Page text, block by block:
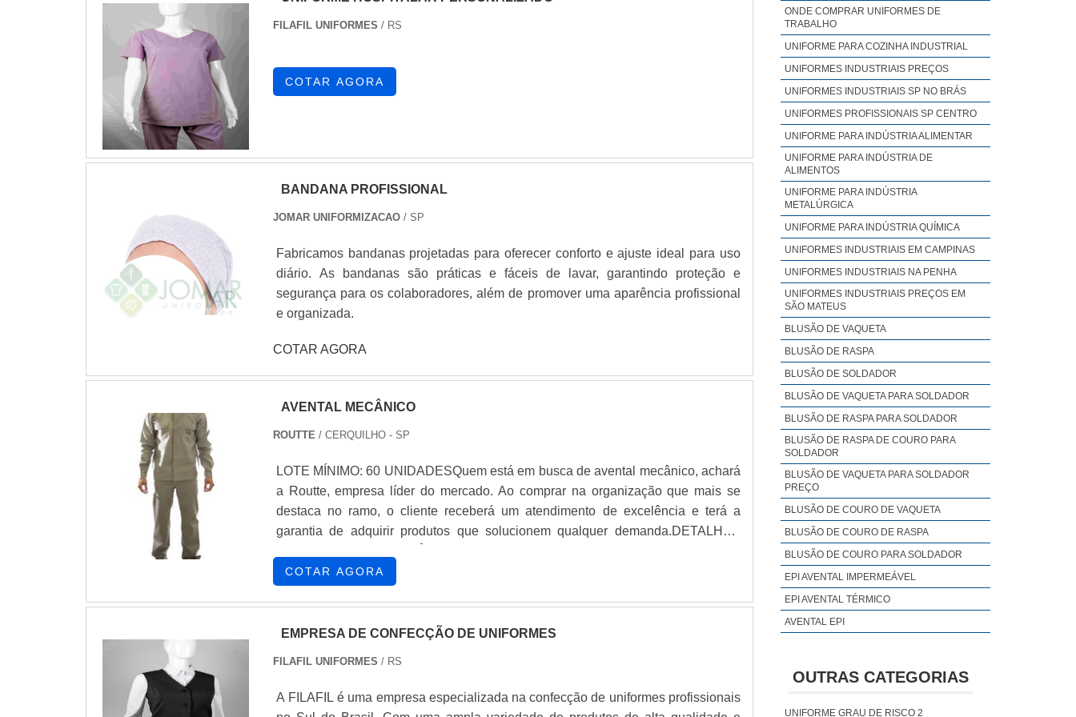
itens como calça profissional com faixa refletiva e camisa gola polo para
serviços, conquistas adquiridas porque investiu em uma estrutura que hoje conta
com escritório de alta qualidade onde são realizadas as atividades e logística
FILAFIL UNIFORMES / RS
COTAR AGORA
BANDANA PROFISSIONAL
JOMAR UNIFORMIZACAO/ SP
Fabricamos bandanas projetadas para oferecer conforto e ajuste ideal para uso
diário. As bandanas são práticas e fáceis de lavar, garantindo proteção e
segurança para os colaboradores, além de promover uma aparência profissional
e organizada.
COTAR AGORA
AVENTAL MECÂNICO
ROUTTE/ CERQUILHO - SP
LOTE MÍNIMO: 60 UNIDADESQuem está em busca de avental mecânico, achará
a Routte, empresa líder do mercado. Ao comprar na organização que mais se
destaca no ramo, o cliente receberá um atendimento de excelência e terá a
garantia de adquirir produtos que solucionem qualquer demanda.DETALHES
empresa responsável, descobre a Routte. Uma companhia com alto know-how
disponibiliza tudo o que há de mais atual no segmento.Sem trocar o foco sobre
avental mecânico, na essência da empresa, a mesma deve prezar pelos produtos
cliente.É importante lembrar que o produto deve sempre ser adquirido com
companhias especializadas no segmento. Esse tipo de cuidado ajuda a garantir a
COTAR AGORA
EMPRESA DE CONFECÇÃO DE UNIFORMES
FILAFIL UNIFORMES / RS
A FILAFIL é uma empresa especializada na confecção de uniformes profissionais
ONDE COMPRAR UNIFORMES DE
TRABALHO
UNIFORME PARA COZINHA INDUSTRIAL
UNIFORMES INDUSTRIAIS PREÇOS
UNIFORMES INDUSTRIAIS SP NO BRÁS
UNIFORMES PROFISSIONAIS SP CENTRO
UNIFORME PARA INDÚSTRIA ALIMENTAR
UNIFORME PARA INDÚSTRIA DE
ALIMENTOS
UNIFORME PARA INDÚSTRIA
METALÚRGICA
UNIFORME PARA INDÚSTRIA QUÍMICA
UNIFORMES INDUSTRIAIS EM CAMPINAS
UNIFORMES INDUSTRIAIS NA PENHA
UNIFORMES INDUSTRIAIS PREÇOS EM
SÃO MATEUS
BLUSÃO DE VAQUETA
BLUSÃO DE RASPA
BLUSÃO DE SOLDADOR
BLUSÃO DE VAQUETA PARA SOLDADOR
BLUSÃO DE RASPA PARA SOLDADOR
BLUSÃO DE RASPA DE COURO PARA
SOLDADOR
BLUSÃO DE VAQUETA PARA SOLDADOR
PREÇO
BLUSÃO DE COURO DE VAQUETA
BLUSÃO DE COURO DE RASPA
BLUSÃO DE COURO PARA SOLDADOR
EPI AVENTAL IMPERMEÁVEL
EPI AVENTAL TÉRMICO
AVENTAL EPI
CAMISA GOLA POLO FEMININA UNIFORME
OUTRAS CATEGORIAS
UNIFORME GRAU DE RISCO 2